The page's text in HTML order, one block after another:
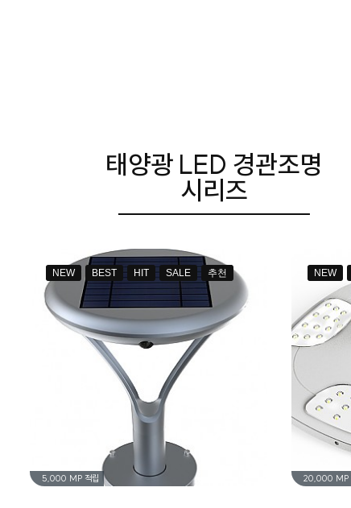
태양광 LED 경관조명
시리즈
5,000 MP 적립
NEW BEST HIT SALE 추천
20,000 MP
NEW